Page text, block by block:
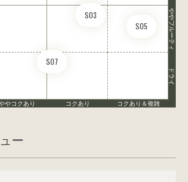
S03
S05
S07
ややフルーティ
ドライ
やコクあり コクあり コクあり＆複雑
ー